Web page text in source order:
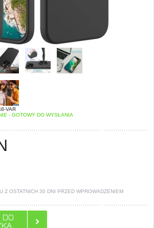
VAR
- GOTOWY DO WYSŁANIA
Z OSTATNICH 30 DNI PRZED WPROWADZENIEM